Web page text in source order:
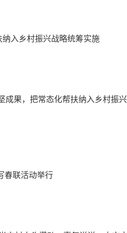
入乡村振兴战略统筹实施
成果，把常态化帮扶纳入乡村振
春联活动举行